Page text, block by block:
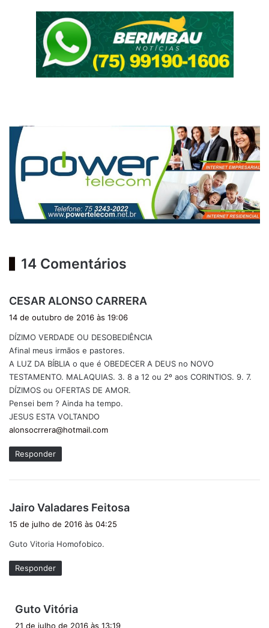
14 Comentários
CESAR ALONSO CARRERA
s
:
14 de outubro de 2016 às 19:06
DÍZIMO VERDADE OU DESOBEDIÊNCIA
Afinal meus irmãos e pastores.
A LUZ DA BÍBLIA o que é OBEDECER A DEUS no NOVO
TESTAMENTO. MALAQUIAS. 3. 8 a 12 ou 2º aos CORINTIOS. 9. 7.
DÍZIMOS ou OFERTAS DE AMOR.
Pensei bem ? Ainda ha tempo.
JESUS ESTA VOLTANDO
alonsocrrera@hotmail.com
Responder
Jairo Valadares Feitosa
15 de julho de 2016 às 04:25
Guto Vitoria Homofobico.
Responder
Guto Vitória
21 de julho de 2016 às 13:19